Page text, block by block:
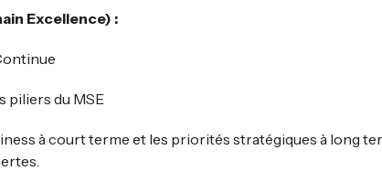
Excellence) :
piliers du MSE
à court terme et les priorités stratégiques à long